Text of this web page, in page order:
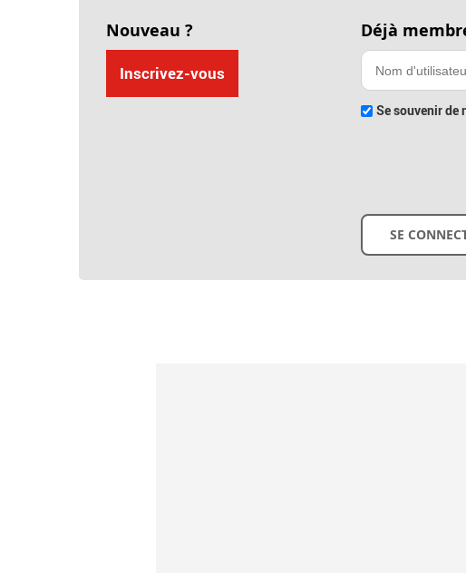
Nouveau ?
Inscrivez-vous
Déjà
Se souvenir de